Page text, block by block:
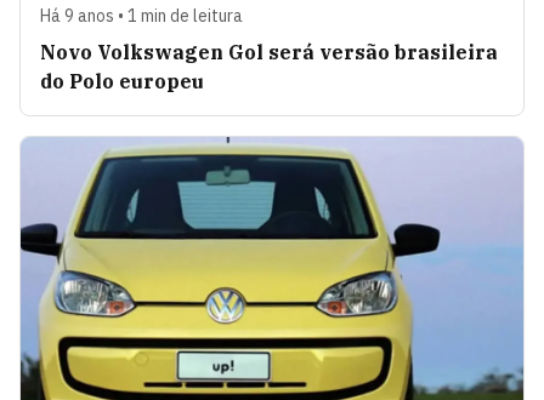
Há 9 anos • 1 min de leitura
Novo Volkswagen Gol será versão brasileira
do Polo europeu